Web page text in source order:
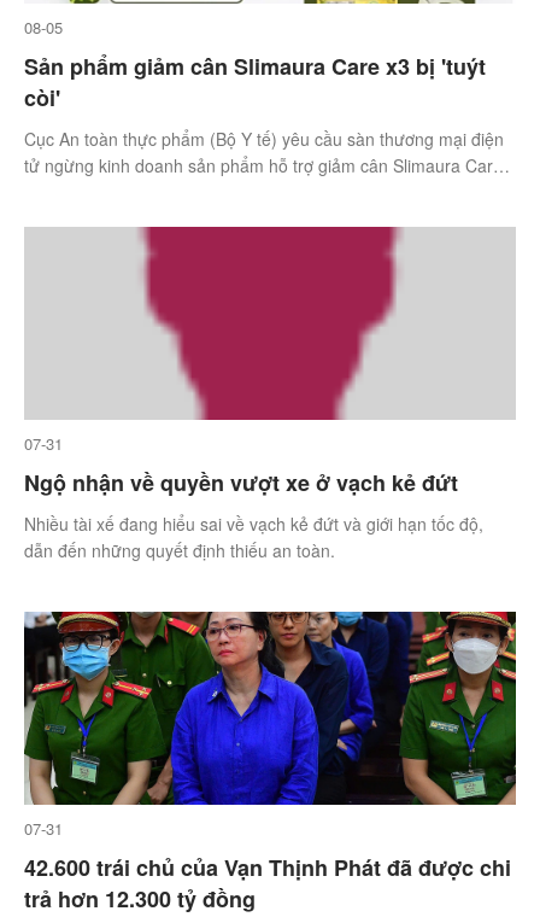
08-05
Sản phẩm giảm cân Slimaura Care x3 bị 'tuýt
còi'
Cục An toàn thực phẩm (Bộ Y tế) yêu cầu sàn thương mại điện
tử ngừng kinh doanh sản phẩm hỗ trợ giảm cân Slimaura Care
07-31
Ngộ nhận về quyền vượt xe ở vạch kẻ đứt
Nhiều tài xế đang hiểu sai về vạch kẻ đứt và giới hạn tốc độ,
dẫn đến những quyết định thiếu an toàn.
07-31
42.600 trái chủ của Vạn Thịnh Phát đã được chi
trả hơn 12.300 tỷ đồng